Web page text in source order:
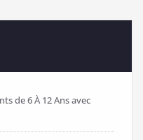
de 6 À 12 Ans avec